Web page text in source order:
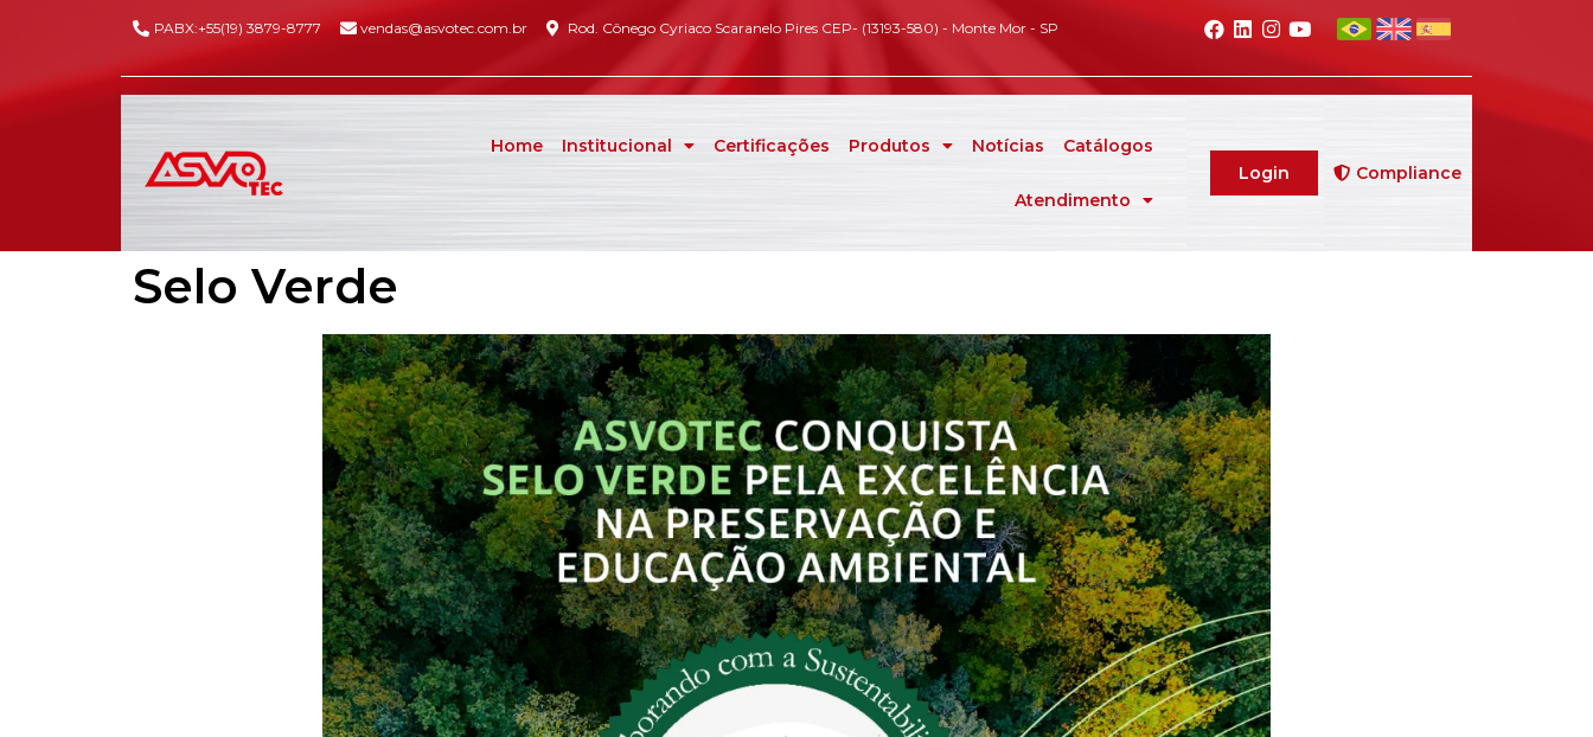
PABX:+55(19) 3879-8777 vendas@asvotec.com.br Rod. Cônego Cyriaco Scaranelo Pires CEP- (13193-580) - Monte Mor - SP
Home Institucional Certificações Produtos Notícias Catálogos
Atendimento
Login Compliance
Selo Verde